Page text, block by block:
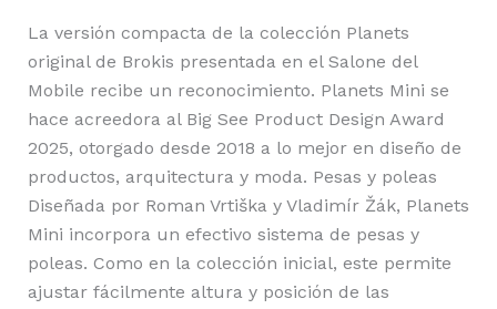
La versión compacta de la colección Planets
original de Brokis presentada en el Salone del
Mobile recibe un reconocimiento. Planets Mini se
hace acreedora al Big See Product Design Award
2025, otorgado desde 2018 a lo mejor en diseño de
productos, arquitectura y moda. Pesas y poleas
Diseñada por Roman Vrtiška y Vladimír Žák, Planets
Mini incorpora un efectivo sistema de pesas y
poleas. Como en la colección inicial, este permite
ajustar fácilmente altura y posición de las